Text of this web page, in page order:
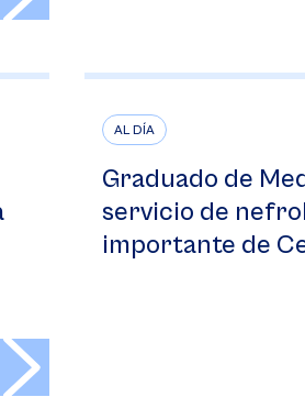
AL DÍA
Graduado de
servicio de
importante de